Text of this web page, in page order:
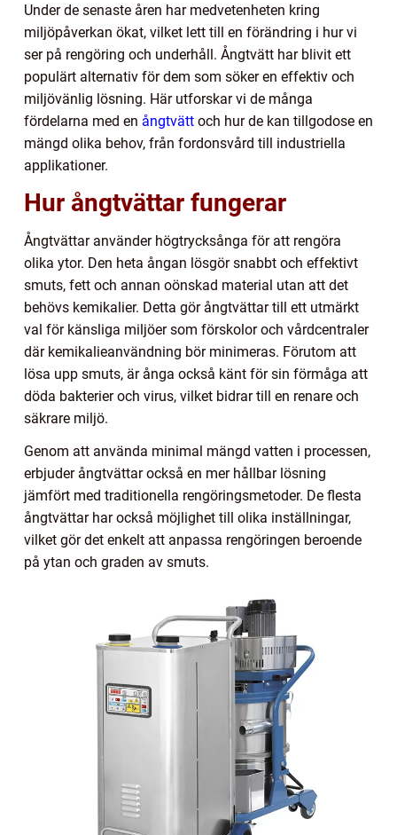
Under de senaste åren har medvetenheten kring
miljöpåverkan ökat, vilket lett till en förändring i hur vi
ser på rengöring och underhåll. Ångtvätt har blivit ett
populärt alternativ för dem som söker en effektiv och
miljövänlig lösning. Här utforskar vi de många
fördelarna med en ångtvätt och hur de kan tillgodose en
mängd olika behov, från fordonsvård till industriella
applikationer.
Hur ångtvättar fungerar
Ångtvättar använder högtrycksånga för att rengöra
olika ytor. Den heta ångan lösgör snabbt och effektivt
smuts, fett och annan oönskad material utan att det
behövs kemikalier. Detta gör ångtvättar till ett utmärkt
val för känsliga miljöer som förskolor och vårdcentraler
där kemikalieanvändning bör minimeras. Förutom att
lösa upp smuts, är ånga också känt för sin förmåga att
döda bakterier och virus, vilket bidrar till en renare och
säkrare miljö.
Genom att använda minimal mängd vatten i processen,
erbjuder ångtvättar också en mer hållbar lösning
jämfört med traditionella rengöringsmetoder. De flesta
ångtvättar har också möjlighet till olika inställningar,
vilket gör det enkelt att anpassa rengöringen beroende
på ytan och graden av smuts.